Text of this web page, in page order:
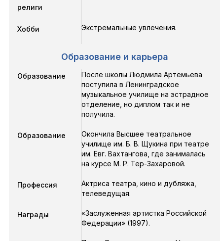
религи
Хобби Экстремальные увлечения.
Образование и карьера
Образование
После школы Людмила Артемьева
поступила в Ленинградское
музыкальное училище на эстрадное
отделение, но диплом так и не
получила.
Образование
Окончила Высшее театральное
училище им. Б. В. Щукина при театре
им. Евг. Вахтангова, где занималась
на курсе М. Р. Тер-Захаровой.
Профессия
Актриса театра, кино и дубляжа,
телеведущая.
Награды
«Заслуженная артистка Российской
Федерации» (1997).